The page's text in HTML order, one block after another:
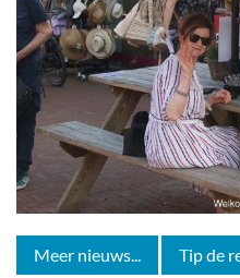
Meer nieuws... Tip de